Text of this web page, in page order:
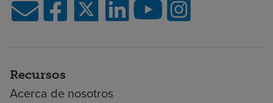
Recursos
Acerca de nosotros